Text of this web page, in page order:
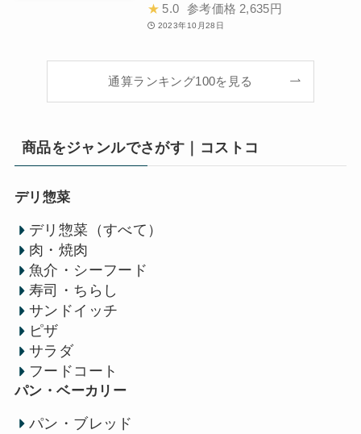
★ 5.0 参考価格 2,635円
2023年10月28日
通算ランキング100を見る
商品をジャンルでさがす｜コストコ
デリ惣菜
デリ惣菜（すべて）
肉・焼肉
魚介・シーフード
寿司・ちらし
サンドイッチ
ピザ
サラダ
フードコート
パン・ベーカリー
パン・ブレッド